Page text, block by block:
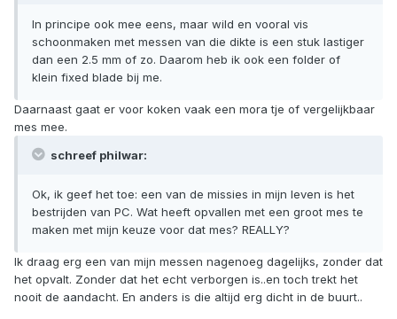
In principe ook mee eens, maar wild en vooral vis
schoonmaken met messen van die dikte is een stuk lastiger
dan een 2.5 mm of zo. Daarom heb ik ook een folder of
klein fixed blade bij me.
Daarnaast gaat er voor koken vaak een mora tje of vergelijkbaar
mes mee.
schreef philwar:
Ok, ik geef het toe: een van de missies in mijn leven is het
bestrijden van PC. Wat heeft opvallen met een groot mes te
maken met mijn keuze voor dat mes? REALLY?
Ik draag erg een van mijn messen nagenoeg dagelijks, zonder dat
het opvalt. Zonder dat het echt verborgen is..en toch trekt het
nooit de aandacht. En anders is die altijd erg dicht in de buurt..